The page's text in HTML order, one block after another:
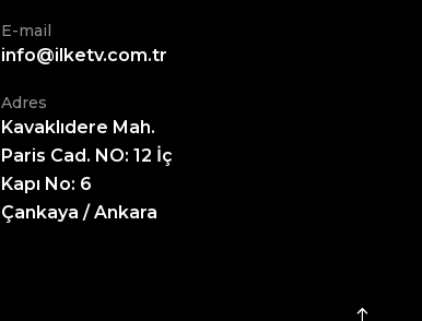
E-mail
info@ilketv.com.tr
Adres
Kavaklıdere Mah.
Paris Cad. NO: 12 İç
Kapı No: 6
Çankaya / Ankara